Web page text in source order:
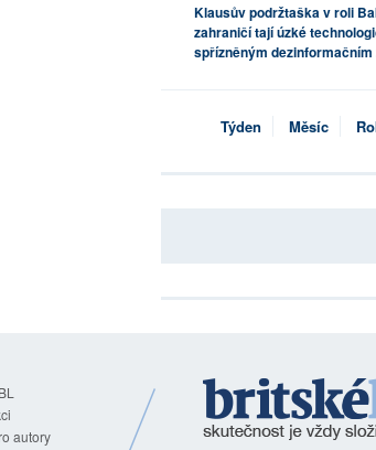
Klausův podržtaška v roli
zahraničí tají úzké
spřízněným dezinformačním
Týden Měsíc
autory